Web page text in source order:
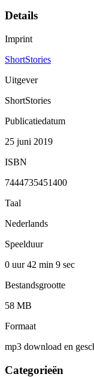
Details
Imprint
ShortStories
Uitgever
ShortStories
Publicatiedatum
25 juni 2019
ISBN
7444735451400
Taal
Nederlands
Speelduur
0 uur 42 min 9 sec
Bestandsgrootte
58 MB
Formaat
mp3 download en
Categorieën